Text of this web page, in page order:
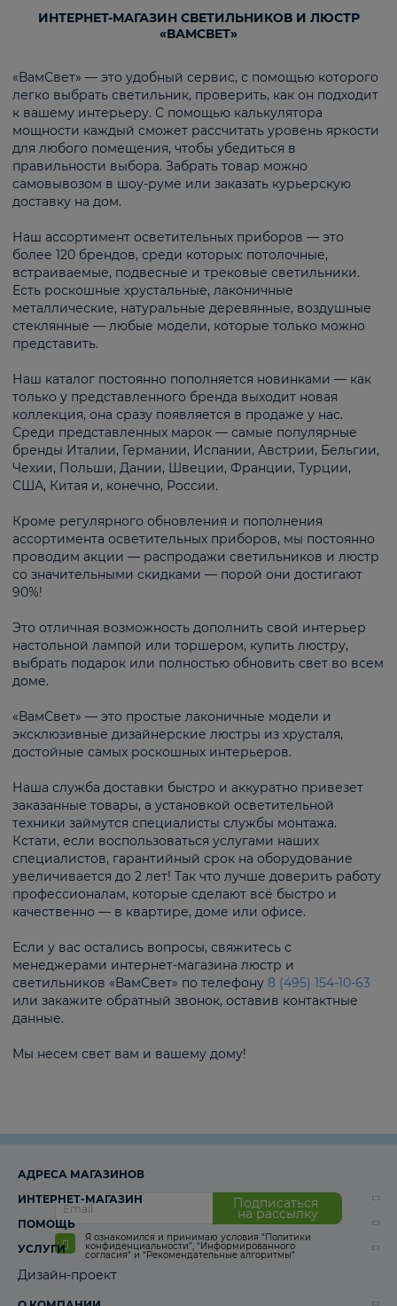
ИНТЕРНЕТ-МАГАЗИН СВЕТИЛЬНИКОВ И ЛЮСТР
«ВАМСВЕТ»
«ВамСвет» — это удобный сервис, с помощью которого
легко выбрать светильник, проверить, как он подходит
к вашему интерьеру. С помощью калькулятора
мощности каждый сможет рассчитать уровень яркости
для любого помещения, чтобы убедиться в
правильности выбора. Забрать товар можно
самовывозом в шоу-руме или заказать курьерскую
доставку на дом.
Наш ассортимент осветительных приборов — это
более 120 брендов, среди которых: потолочные,
встраиваемые, подвесные и трековые светильники.
Есть роскошные хрустальные, лаконичные
металлические, натуральные деревянные, воздушные
стеклянные — любые модели, которые только можно
представить.
Наш каталог постоянно пополняется новинками — как
только у представленного бренда выходит новая
коллекция, она сразу появляется в продаже у нас.
Среди представленных марок — самые популярные
бренды Италии, Германии, Испании, Австрии, Бельгии,
Чехии, Польши, Дании, Швеции, Франции, Турции,
США, Китая и, конечно, России.
Кроме регулярного обновления и пополнения
ассортимента осветительных приборов, мы постоянно
проводим акции — распродажи светильников и люстр
со значительными скидками — порой они достигают
90%!
Это отличная возможность дополнить свой интерьер
настольной лампой или торшером, купить люстру,
выбрать подарок или полностью обновить свет во всем
доме.
«ВамСвет» — это простые лаконичные модели и
эксклюзивные дизайнерские люстры из хрусталя,
достойные самых роскошных интерьеров.
Наша служба доставки быстро и аккуратно привезет
заказанные товары, а установкой осветительной
техники займутся специалисты службы монтажа.
Кстати, если воспользоваться услугами наших
специалистов, гарантийный срок на оборудование
увеличивается до 2 лет! Так что лучше доверить работу
профессионалам, которые сделают всё быстро и
качественно — в квартире, доме или офисе.
Если у вас остались вопросы, свяжитесь с
менеджерами интернет-магазина люстр и
светильников «ВамСвет» по телефону 8 (495) 154-10-63
или закажите обратный звонок, оставив контактные
данные.
Мы несем свет вам и вашему дому!
Подписаться
на рассылку
Я ознакомился и принимаю условия “Политики
конфиденциальности”, “Информированного
согласия“ и “Рекомендательные алгоритмы“
АДРЕСА МАГАЗИНОВ
ИНТЕРНЕТ-МАГАЗИН
ПОМОЩЬ
УСЛУГИ
Дизайн-проект